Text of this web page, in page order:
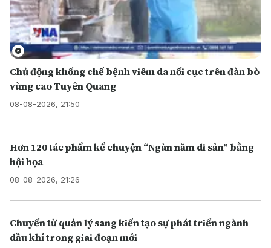
Chủ động khống chế bệnh viêm da nổi cục trên đàn bò
vùng cao Tuyên Quang
08-08-2026, 21:50
Hơn 120 tác phẩm kể chuyện “Ngàn năm di sản” bằng
hội họa
08-08-2026, 21:26
Chuyển từ quản lý sang kiến tạo sự phát triển ngành
dầu khí trong giai đoạn mới